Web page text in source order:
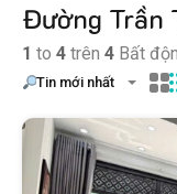
Đường Trần
1 to 4 trên 4 Bất
Tin mới nhất